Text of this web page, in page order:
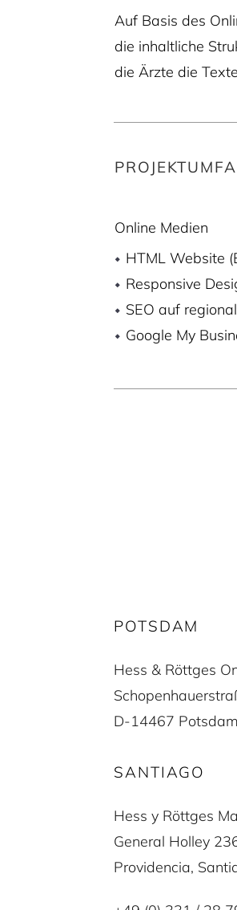
Auf Basis des
die inhaltliche
die Ärzte die
Online Medien
HTML Website
Responsive
SEO auf
Google My
POTSDAM
Hess & Röttges
D-14467 Potsdam
SANTIAGO
Hess y Röttges
General Holley
Providencia,